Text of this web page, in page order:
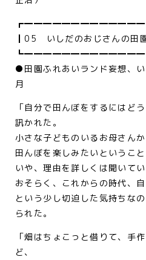
┃05 いしだのおじさんの田
●田園ふれあいランド妄想、
月
「自分で田んぼをするにはど
訊かれた。
小さな子どものいるお母さんか
田んぼを楽しみたいということ
いや、理由を詳しくは聞いてい
おそらく、これからの時代、
という少し切迫した気持ちな
られた。
「畑はちょこっと借りて、手
ど、